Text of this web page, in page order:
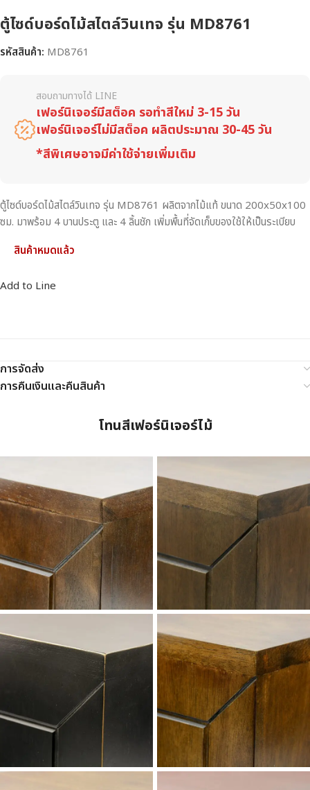
ตู้ไซด์บอร์ดไม้สไตล์วินเทจ รุ่น MD8761
รหัสสินค้า: MD8761
สอบถามทางได้ LINE
เฟอร์นิเจอร์มีสต็อค รอทำสีใหม่ 3-15 วัน
เฟอร์นิเจอร์ไม่มีสต็อค ผลิตประมาณ 30-45 วัน
*สีพิเศษอาจมีค่าใช้จ่ายเพิ่มเติม
ตู้ไซด์บอร์ดไม้สไตล์วินเทจ รุ่น MD8761 ผลิตจากไม้แท้ ขนาด 200x50x100
ซม. มาพร้อม 4 บานประตู และ 4 ลิ้นชัก เพิ่มพื้นที่จัดเก็บของใช้ให้เป็นระเบียบ
สินค้าหมดแล้ว
Add to Line
การจัดส่ง
การคืนเงินและคืนสินค้า
โทนสีเฟอร์นิเจอร์ไม้